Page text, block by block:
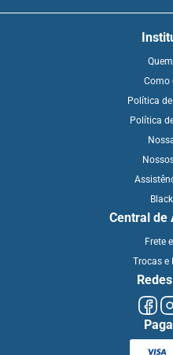
Como
Política
Política
Central de
Frete
Trocas e